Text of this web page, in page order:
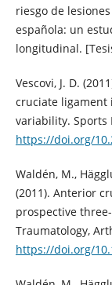
riesgo de
española: un
longitudinal.
Vescovi, J. D.
cruciate ligament
variability. Sports
https://doi.org/
Waldén, M.,
(2011). Anterior
prospective
Traumatology,
https://doi.org/